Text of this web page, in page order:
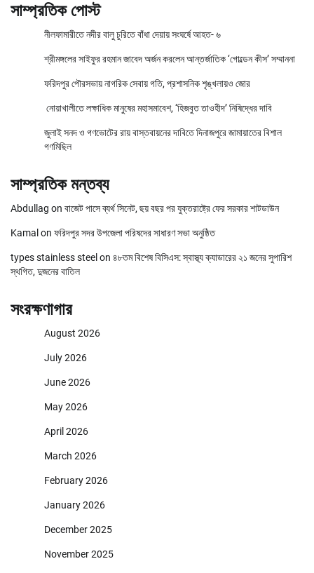
সাম্প্রতিক পোস্ট
নীলফামারীতে নদীর বালু চুরিতে বাঁধা দেয়ায় সংঘর্ষে আহত- ৬
শ্রীমঙ্গলের সাইফুর রহমান জাবেদ অর্জন করলেন আন্তর্জাতিক ‘গোল্ডেন কীস’ সম্মাননা
ফরিদপুর পৌরসভায় নাগরিক সেবায় গতি, প্রশাসনিক শৃঙ্খলায়ও জোর
নোয়াখালীতে লক্ষাধিক মানুষের মহাসমাবেশ, ‘হিজবুত তাওহীদ’ নিষিদ্ধের দাবি
জুলাই সনদ ও গণভোটের রায় বাস্তবায়নের দাবিতে দিনাজপুরে জামায়াতের বিশাল
গণমিছিল
সাম্প্রতিক মন্তব্য
Abdullag on বাজেট পাসে ব্যর্থ সিনেট, ছয় বছর পর যুক্তরাষ্ট্রে ফের সরকার শাটডাউন
Kamal on ফরিদপুর সদর উপজেলা পরিষদের সাধারণ সভা অনুষ্ঠিত
types stainless steel on ৪৮তম বিশেষ বিসিএস: স্বাস্থ্য ক্যাডারের ২১ জনের সুপারিশ
স্থগিত, দুজনের বাতিল
সংরক্ষণাগার
August 2026
July 2026
June 2026
May 2026
April 2026
March 2026
February 2026
January 2026
December 2025
November 2025